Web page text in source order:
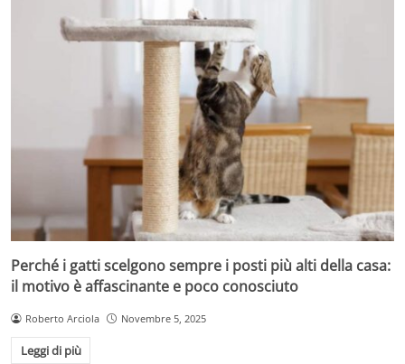
Perché i gatti scelgono sempre i posti più alti della casa:
il motivo è affascinante e poco conosciuto
Roberto Arciola Novembre 5, 2025
Leggi di più